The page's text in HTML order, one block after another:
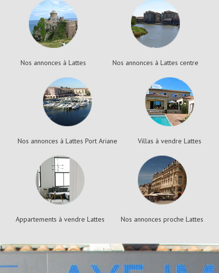
Nos annonces à Lattes Nos annonces à Lattes centre
Nos annonces à Lattes Port Ariane Villas à vendre Lattes
Appartements à vendre Lattes Nos annonces proche Lattes